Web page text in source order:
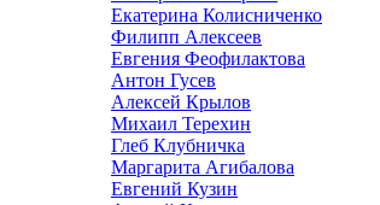
Екатерина Колисниченко
Филипп Алексеев
Евгения Феофилактова
Антон Гусев
Алексей Крылов
Михаил Терехин
Глеб Клубничка
Маргарита Агибалова
Евгений Кузин